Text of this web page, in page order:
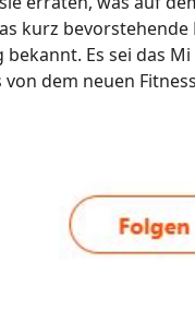
kurz bevorstehende
Es sei das Mi
dem neuen